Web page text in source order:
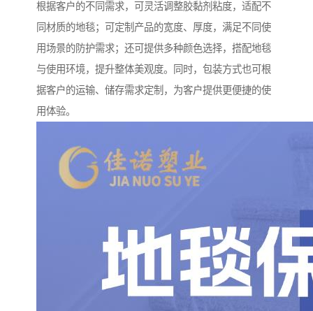
根据客户的不同需求，可灵活调整胶黏剂粘度，适配不
同材质的地毯；可定制产品的宽度、厚度，满足不同使
用场景的防护需求；还可提供多种颜色选择，搭配地毯
与使用环境，提升整体美观度。同时，包装方式也可根
据客户的运输、储存需求定制，为客户提供更便捷的使
用体验。